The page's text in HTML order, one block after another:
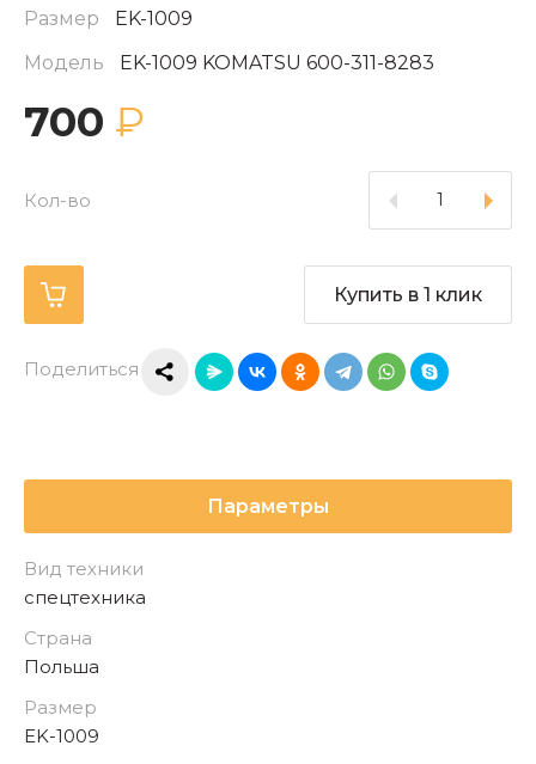
Размер
EK-1009
Модель
EK-1009 KOMATSU 600-311-8283
700 ₽
Кол-во
Купить в 1 клик
Поделиться
Параметры
Вид техники
спецтехника
Страна
Польша
Размер
EK-1009